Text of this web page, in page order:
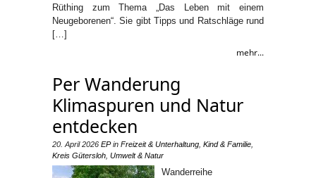
Rüthing zum Thema „Das Leben mit einem
Neugeborenen“. Sie gibt Tipps und Ratschläge rund
[…]
mehr...
Per Wanderung
Klimaspuren und Natur
entdecken
20. April 2026 EPin Freizeit & Unterhaltung Kind & Familie
Kreis Gütersloh Umwelt & Natur
Wanderreihe